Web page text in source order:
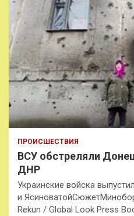
ПРОИСШЕСТВИЯ
ВСУ обстреляли
ДНР
Украинские войска
и
Rekun / Global Look Press